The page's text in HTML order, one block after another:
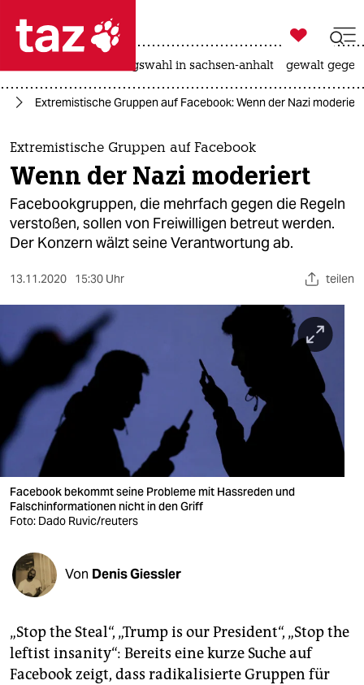
 taz zahl ich
taz zahl ich
themen
politik
öko
sport
berlin
nord
wahrheit
verlag
verlag
shop
fragen & hilfe
unterstützen
abo

taz zahl ich
landtagswahl in sachsen-anhalt gewalt
Extremistische Gruppen auf Facebook: Wenn der Nazi moderiert
Extremistische Gruppen auf Facebook
Wenn der Nazi moderiert
Facebookgruppen, die mehrfach gegen die Regeln
verstoßen, sollen von Freiwilligen betreut werden.
Der Konzern wälzt seine Verantwortung ab.
13.11.2020 15:30 Uhr teilen
Facebook bekommt seine Probleme mit Hassreden und
Falschinformationen nicht in den Griff
Foto: Dado Ruvic/reuters
Von Denis Giessler
„Stop the Steal“, „Trump is our President“, „Stop the
leftist insanity“: Bereits eine kurze Suche auf
Facebook zeigt, dass radikalisierte Gruppen für